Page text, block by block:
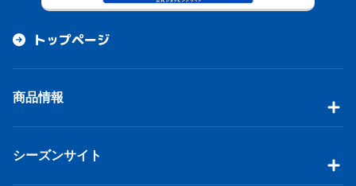
トップページ
商品情報
シーズンサイト